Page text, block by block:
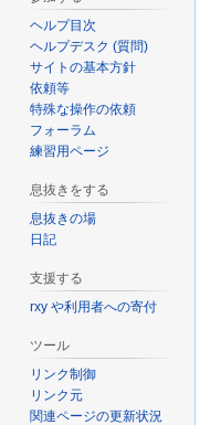
ヘルプ目次
ヘルプデスク (質問)
サイトの基本方針
依頼等
特殊な操作の依頼
フォーラム
練習用ページ
息抜きをする
息抜きの場
日記
支援する
rxy や利用者への寄付
ツール
リンク制御
リンク元
関連ページの更新状況